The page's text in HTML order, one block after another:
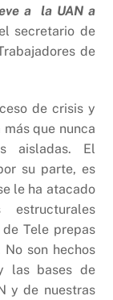
a la UAN a
secretario de
de
de crisis y
que nunca
aisladas. El
su parte, es
le ha atacado
Tele prepas
son hechos
las bases de
y de nuestras